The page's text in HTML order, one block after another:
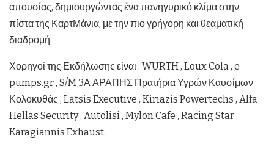
απουσίας, δημιουργώντας ένα πανηγυρικό κλίμα στην
πίστα της ΚαρτΜάνια, με την πιο γρήγορη και θεαματική
διαδρομή.
Χορηγοί της Εκδήλωσης είναι : WURTH , Loux Cola , e-
pumps.gr , S/M 3Α ΑΡΑΠΗΣ Πρατήρια Υγρών Καυσίμων
Κολοκυθάς , Latsis Executive , Kiriazis Powertechs , Alfa
Hellas Security , Autolisi , Mylon Cafe , Racing Star ,
Karagiannis Exhaust.